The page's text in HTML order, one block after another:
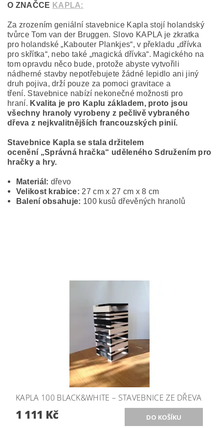
O ZNAČCE KAPLA:
Za zrozením geniální stavebnice Kapla stojí holandský
tvůrce Tom van der Bruggen. Slovo KAPLA je zkratka
pro holandské „Kabouter Plankjes“, v překladu „dřívka
pro skřítka“, nebo také „magická dřívka“. Magického na
tom opravdu něco bude, protože abyste vytvořili
nádherné stavby nepotřebujete žádné lepidlo ani jiný
druh pojiva, drží pouze za pomoci gravitace a
tření. Stavebnice nabízí nekonečné možnosti pro
hraní. Kvalita je pro Kaplu základem, proto jsou
všechny hranoly vyrobeny z pečlivě vybraného
dřeva z nejkvalitnějších francouzských pinií.
Stavebnice Kapla se stala držitelem
ocenění „Správná hračka“ uděleného Sdružením pro
hračky a hry.
Materiál: dřevo
Velikost krabice: 27 cm x 27 cm x 8 cm
Balení obsahuje: 100 kusů dřevěných hranolů
KAPLA 100 BLACK&WHITE – STAVEBNICE ZE DŘEVA
1 111 Kč